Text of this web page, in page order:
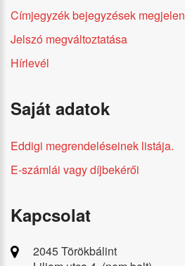
Címjegyzék bejegyzések
Jelszó megváltoztatása
Hírlevél
Saját adatok
Eddigi megrendeléseinek listája.
E-számlái vagy díjbekérői
Kapcsolat
2045 Törökbálint